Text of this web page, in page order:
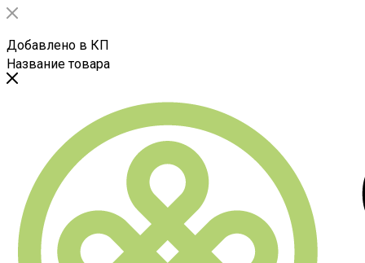
Добавлено в КП
Название товара